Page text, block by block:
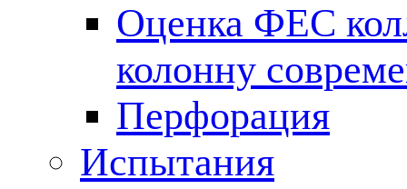
Оценка ФЕС
колонну
Перфорация
Испытания